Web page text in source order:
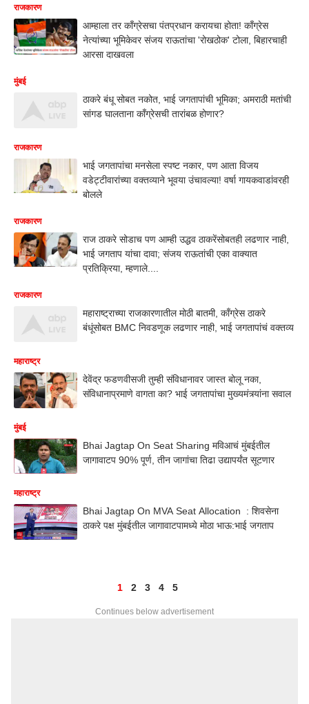
राजकारण
आम्हाला तर काँग्रेसचा पंतप्रधान करायचा होता! काँग्रेस
नेत्यांच्या भूमिकेवर संजय राऊतांचा 'रोखठोक' टोला, बिहारचाही
आरसा दाखवला
मुंबई
ठाकरे बंधू सोबत नकोत, भाई जगतापांची भूमिका; अमराठी मतांची
सांगड घालताना काँग्रेसची तारांबळ होणार?
राजकारण
भाई जगतापांचा मनसेला स्पष्ट नकार, पण आता विजय
वडेट्टीवारांच्या वक्तव्याने भूवया उंचावल्या! वर्षा गायकवाडांवरही
बोलले
राजकारण
राज ठाकरे सोडाच पण आम्ही उद्धव ठाकरेंसोबतही लढणार नाही,
भाई जगताप यांचा दावा; संजय राऊतांची एका वाक्यात
प्रतिक्रिया, म्हणाले....
राजकारण
महाराष्ट्राच्या राजकारणातील मोठी बातमी, काँग्रेस ठाकरे
बंधूंसोबत BMC निवडणूक लढणार नाही, भाई जगतापांचं वक्तव्य
महाराष्ट्र
देवेंद्र फडणवीसजी तुम्ही संविधानावर जास्त बोलू नका,
संविधानाप्रमाणे वागता का? भाई जगतापांचा मुख्यमंत्र्यांना सवाल
मुंबई
Bhai Jagtap On Seat Sharing मविआचं मुंबईतील
जागावाटप 90% पूर्ण, तीन जागांचा तिढा उद्यापर्यंत सूटणार
महाराष्ट्र
Bhai Jagtap On MVA Seat Allocation : शिवसेना
ठाकरे पक्ष मुंबईतील जागावाटपामध्ये मोठा भाऊ:भाई जगताप
1 2 3 4 5
Continues below advertisement